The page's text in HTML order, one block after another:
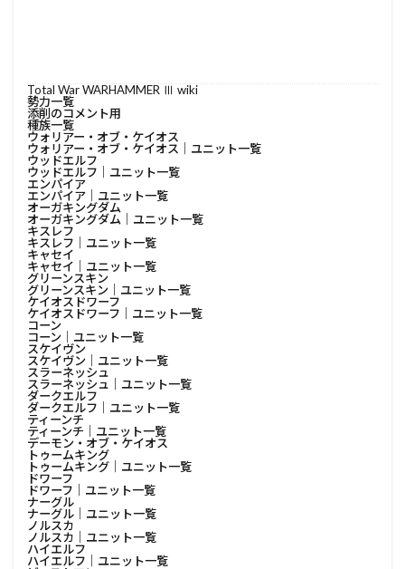
Total War WARHAMMER Ⅲ wiki
勢力一覧
添削のコメント用
種族一覧
ウォリアー・オブ・ケイオス
ウォリアー・オブ・ケイオス│ユニット一覧
ウッドエルフ
ウッドエルフ│ユニット一覧
エンパイア
エンパイア│ユニット一覧
オーガキングダム
オーガキングダム│ユニット一覧
キスレフ
キスレフ│ユニット一覧
キャセイ
キャセイ│ユニット一覧
グリーンスキン
グリーンスキン│ユニット一覧
ケイオスドワーフ
ケイオスドワーフ│ユニット一覧
コーン
コーン│ユニット一覧
スケイヴン
スケイヴン│ユニット一覧
スラーネッシュ
スラーネッシュ│ユニット一覧
ダークエルフ
ダークエルフ│ユニット一覧
ティーンチ
ティーンチ│ユニット一覧
デーモン・オブ・ケイオス
トゥームキング
トゥームキング│ユニット一覧
ドワーフ
ドワーフ│ユニット一覧
ナーグル
ナーグル│ユニット一覧
ノルスカ
ノルスカ│ユニット一覧
ハイエルフ
ハイエルフ│ユニット一覧